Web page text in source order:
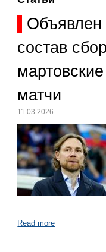
состав
матчи
11.03.2026
Read more